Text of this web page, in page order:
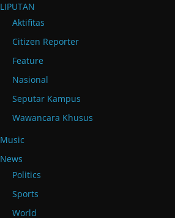
LIPUTAN
Aktifitas
Citizen Reporter
Feature
Nasional
Seputar Kampus
Wawancara Khusus
Music
News
Politics
Sports
World